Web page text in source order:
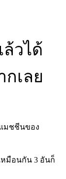
ล้วได้
กเลย
มชชีนของ
หมือนกัน 3 อันก็